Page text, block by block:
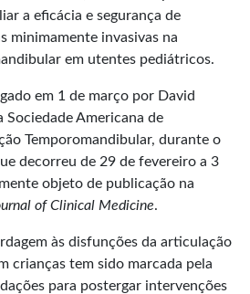
a eficácia e segurança de
minimamente invasivas na
em utentes pediátricos.
em 1 de março por David
Americana de
Temporomandibular, durante o
decorreu de 29 de fevereiro a 3
objeto de publicação na
of Clinical Medicine.
às disfunções da articulação
crianças tem sido marcada pela
para postergar intervenções